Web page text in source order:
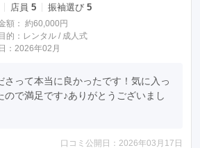
店員 5 振袖選び 5
額： 約60,000円
的： レンタル / 成人式
：2026年02月
さって本当に良かったです！気に入っ
ので満足です♪ありがとうございまし
口コミ公開日：2026年03月17日